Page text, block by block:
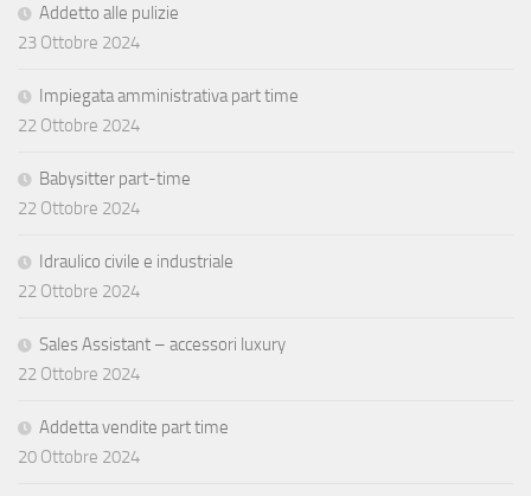
Addetto alle pulizie
23 Ottobre 2024
Impiegata amministrativa part time
22 Ottobre 2024
Babysitter part-time
22 Ottobre 2024
Idraulico civile e industriale
22 Ottobre 2024
Sales Assistant – accessori luxury
22 Ottobre 2024
Addetta vendite part time
20 Ottobre 2024